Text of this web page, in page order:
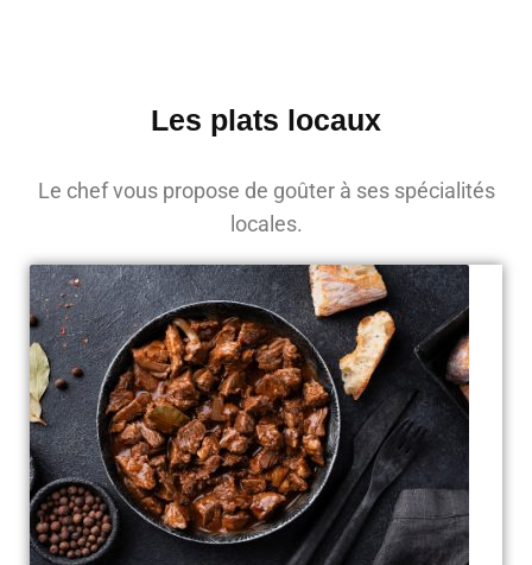
Les plats locaux
Le chef vous propose de goûter à ses spécialités
locales.